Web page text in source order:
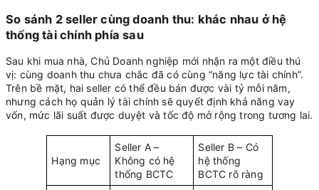
So sánh 2 seller cùng doanh thu: khác nhau ở hệ
thống tài chính phía sau
Sau khi mua nhà, Chủ Doanh nghiệp mới nhận ra một điều thú
vị: cùng doanh thu chưa chắc đã có cùng “năng lực tài chính”.
Trên bề mặt, hai seller có thể đều bán được vài tỷ mỗi năm,
nhưng cách họ quản lý tài chính sẽ quyết định khả năng vay
vốn, mức lãi suất được duyệt và tốc độ mở rộng trong tương lai.
Hạng mục
Seller A –
Không có hệ
thống BCTC
Seller B – Có
hệ thống
BCTC rõ ràng